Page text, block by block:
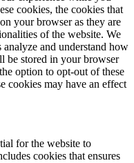
cookies, the cookies that
your browser as they are
of the website. We
and understand how
be stored in your browser
option to opt-out of these
cookies may have an effect
for the website to
cookies that ensures